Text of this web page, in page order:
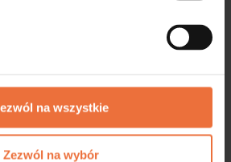
na wszystkie
Zezwól na wybór